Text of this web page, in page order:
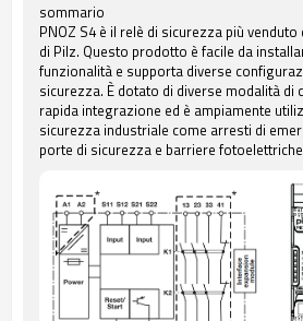
sommario
PNOZ S4 è il relè di sicurezza più
di Pilz. Questo prodotto è facile da
funzionalità e supporta diverse
sicurezza. È dotato di diverse modalità di
rapida integrazione ed è ampiamente
sicurezza industriale come arresti di
porte di sicurezza e barriere